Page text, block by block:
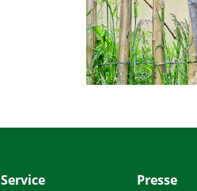
Service Presse